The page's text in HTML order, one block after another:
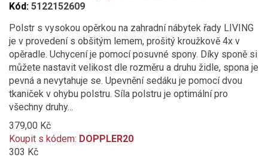
Vododpudivý potah
Kód: 5122152609
Polstr s vysokou opěrkou na zahradní nábytek řady LIVING
je v provedení s obšitým lemem, prošitý kroužkově 4x v
opěradle. Uchycení je pomocí posuvné spony. Díky sponě si
můžete nastavit velikost dle rozměru a druhu židle, spona je
pevná a nevytahuje se. Upevnění sedáku je pomocí dvou
tkaniček v ohybu polstru. Síla polstru je optimální pro
všechny druhy...
379,00 Kč
Koupit s kódem: DOPPLER20
303 Kč